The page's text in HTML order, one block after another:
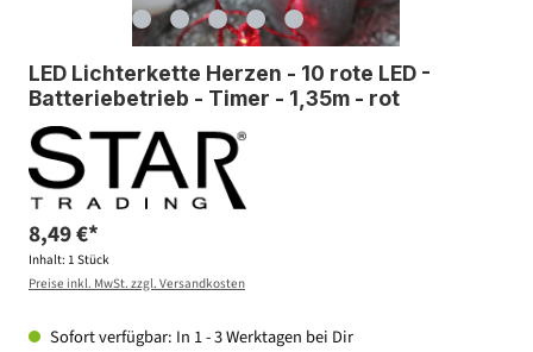
LED Lichterkette Herzen - 10 rote LED -
Batteriebetrieb - Timer - 1,35m - rot
8,49 €*
Inhalt: 1 Stück
Preise inkl. MwSt. zzgl. Versandkosten
Sofort verfügbar: In 1 - 3 Werktagen bei Dir